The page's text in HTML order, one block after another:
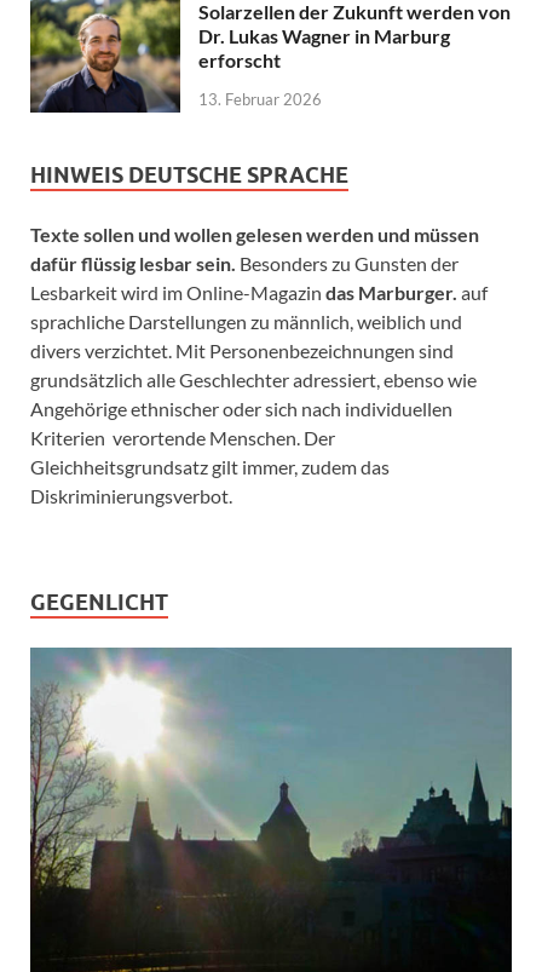
Solarzellen der Zukunft werden von
Dr. Lukas Wagner in Marburg
erforscht
13. Februar 2026
HINWEIS DEUTSCHE SPRACHE
Texte sollen und wollen gelesen werden und müssen
dafür flüssig lesbar sein. Besonders zu Gunsten der
Lesbarkeit wird im Online-Magazin das Marburger. auf
sprachliche Darstellungen zu männlich, weiblich und
divers verzichtet. Mit Personenbezeichnungen sind
grundsätzlich alle Geschlechter adressiert, ebenso wie
Angehörige ethnischer oder sich nach individuellen
Kriterien verortende Menschen. Der
Gleichheitsgrundsatz gilt immer, zudem das
Diskriminierungsverbot.
GEGENLICHT